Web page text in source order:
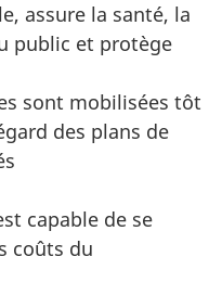
assure la santé, la
public et protège
sont mobilisées tôt
des plans de
capable de se
coûts du